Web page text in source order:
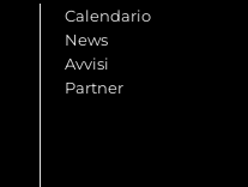
Calendario
News
Avvisi
Partner